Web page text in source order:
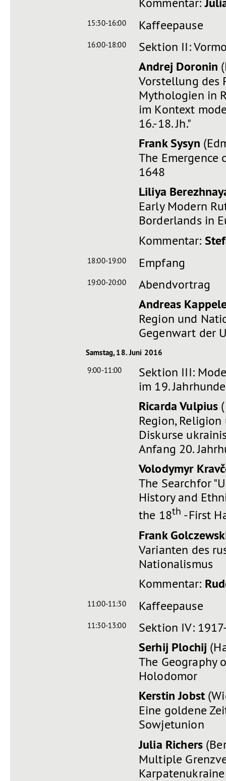
15:30-16:00 Kaffeepause
16:00-18:00 Sektion II:
Andrej Doronin
Vorstellung des
Mythologien in
im Kontext
16.-18. Jh."
Frank Sysyn
The Emergence
1648
Liliya
Early Modern
Borderlands in
Kommentar:
18:00-19:00 Empfang
19:00-20:00 Abendvortrag
Andreas
Region und
Gegenwart der
Samstag, 18. Juni 2016
9:00-11:00
Sektion III:
im 19.
Ricarda Vulpius
Region,
Diskurse
Anfang 20.
Volodymyr Kravč
The Searchfor
History and
the 18th -First
Frank
Varianten des
Nationalismus
Kommentar:
11:00-11:30 Kaffeepause
11:30-13:00 Sektion IV:
Serhij Plochij
The Geography
Holodomor
Kerstin Jobst
Eine goldene
Sowjetunion
Julia Richers
Multiple